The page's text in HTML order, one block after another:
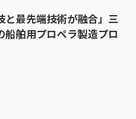
と最先端技術が融合」三
船舶用プロペラ製造プロ